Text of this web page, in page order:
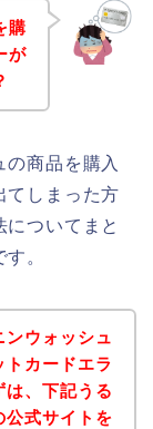
購
が
の商品を購入
てしまった方
ついてまと
。
ンウォッシュ
カードエラ
は、下記うる
公式サイトを